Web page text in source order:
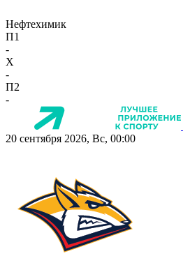
Нефтехимик
П1
-
X
-
П2
-
20 сентября 2026, Вс, 00:00